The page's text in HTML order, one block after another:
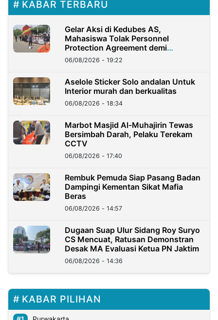
KABAR TERBARU
Gelar Aksi di Kedubes AS,
Mahasiswa Tolak Personnel
Protection Agreement demi
Kedaulatan Negara
06/08/2026 - 19:22
Aselole Sticker Solo andalan Untuk
Interior murah dan berkualitas
06/08/2026 - 18:34
Marbot Masjid Al-Muhajirin Tewas
Bersimbah Darah, Pelaku Terekam
CCTV
06/08/2026 - 17:40
Rembuk Pemuda Siap Pasang Badan
Dampingi Kementan Sikat Mafia
Beras
06/08/2026 - 14:57
Dugaan Suap Ulur Sidang Roy Suryo
CS Mencuat, Ratusan Demonstran
Desak MA Evaluasi Ketua PN Jaktim
06/08/2026 - 14:36
KABAR PILIHAN